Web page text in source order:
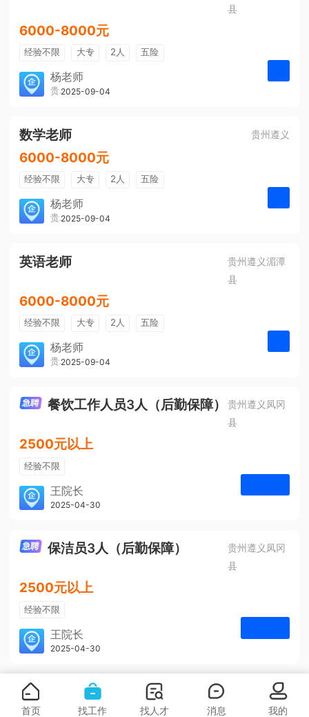
县
6000-8000元
经验不限 大专 2人
五险
带薪年假
年终奖
免费培训
包住宿
杨老师
贵州大美前程文化发展有限公司
2025-09-04
数学老师 贵州遵义
6000-8000元
经验不限 大专 2人
五险
带薪年假
年终奖
免费培训
包住宿
杨老师
贵州大美前程文化发展有限公司
2025-09-04
英语老师
贵州遵义湄潭
县
6000-8000元
经验不限 大专 2人
五险
带薪年假
年终奖
免费培训
包住宿
杨老师
贵州大美前程文化发展有限公司
2025-09-04
餐饮工作人员3人（后勤保障）
贵州遵义凤冈
县
2500元以上
经验不限
学历不限
3人
王院长
凤冈安宁医院
2025-04-30
保洁员3人（后勤保障）
贵州遵义凤冈
县
2500元以上
经验不限
学历不限
3人
王院长
凤冈安宁医院
2025-04-30
首页 找工作 找人才 消息 我的